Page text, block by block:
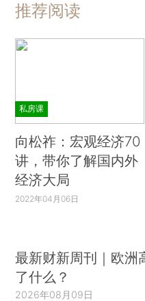
推荐阅读
私房课
向松祚：宏观经济70
讲，带你了解国内外
经济大局
2022年04月06日
最新财新周刊｜欧洲
了什么？
2026年08月09日